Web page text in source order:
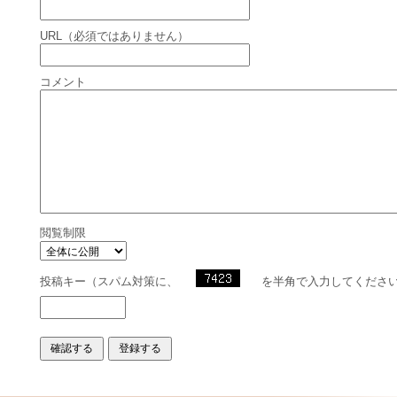
URL（必須ではありません）
コメント
閲覧制限
投稿キー（スパム対策に、 を半角で入力してくださ